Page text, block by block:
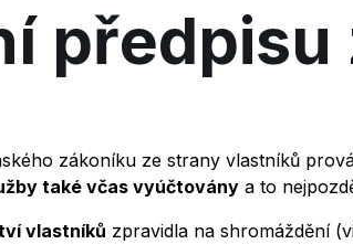
předpisu
zákoníku ze strany vlastníků
také včas vyúčtovány a to
vlastníků zpravidla na shromáždění